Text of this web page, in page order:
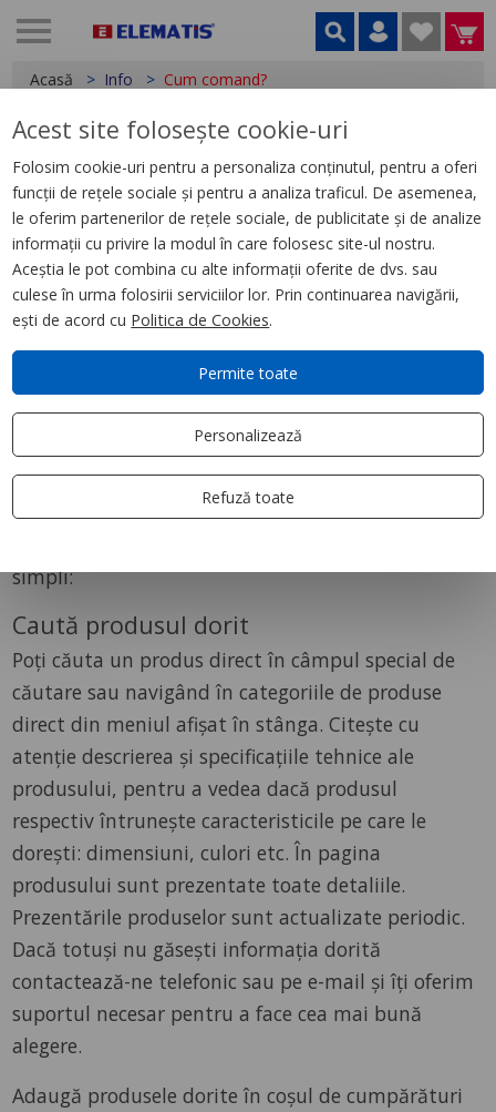
Acasă Info Cum comand?
Prelucrarea datelor cu caracter personal
Date cu caracter personal
Despre noi
Cum comand?
Cum se livrează?
Cum returnez?
Informații stoc produse
Modalități de plată
Voucher
Cookies
Termeni și condiții
Contact
Cum comand?
simpli:
Caută produsul dorit
Poți căuta un produs direct în câmpul special de
căutare sau navigând în categoriile de produse
direct din meniul afișat în stânga. Citeşte cu
atenţie descrierea şi specificaţiile tehnice ale
produsului, pentru a vedea dacă produsul
respectiv întruneşte caracteristicile pe care le
doreşti: dimensiuni, culori etc. În pagina
produsului sunt prezentate toate detaliile.
Prezentările produselor sunt actualizate periodic.
Dacă totuşi nu găseşti informaţia dorită
contactează-ne telefonic sau pe e-mail şi îţi oferim
suportul necesar pentru a face cea mai bună
alegere.
Adaugă produsele dorite în coșul de cumpărături
Acest site folosește cookie-uri
Folosim cookie-uri pentru a personaliza conținutul, pentru a oferi
funcții de rețele sociale și pentru a analiza traficul. De asemenea,
le oferim partenerilor de rețele sociale, de publicitate și de analize
informații cu privire la modul în care folosesc site-ul nostru.
Aceștia le pot combina cu alte informații oferite de dvs. sau
culese în urma folosirii serviciilor lor. Prin continuarea navigării,
ești de acord cu Politica de Cookies.
Permite toate
Personalizează
Refuză toate